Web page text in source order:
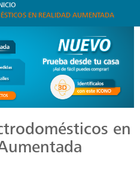
EN REALIDAD AUMENTADA
en